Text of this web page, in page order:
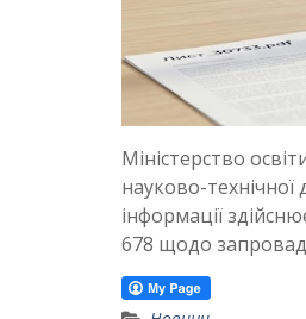
Міністерство
науково-технічної
інформації
678 щодо